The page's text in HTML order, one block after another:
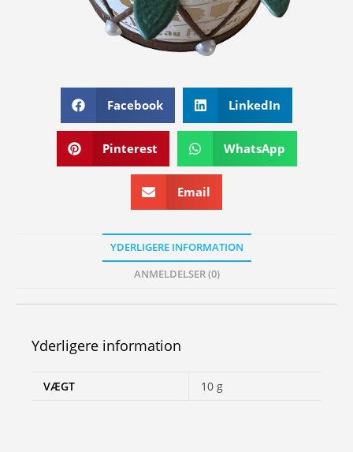
Facebook LinkedIn
Pinterest WhatsApp
Email
YDERLIGERE INFORMATION
ANMELDELSER (0)
Yderligere information
VÆGT 10 g